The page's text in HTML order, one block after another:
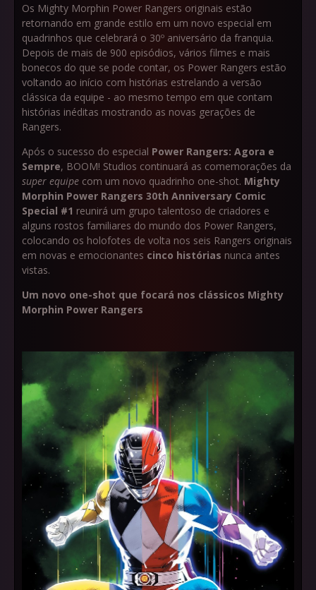
Os Mighty Morphin Power Rangers originais estão
retornando em grande estilo em um novo especial em
quadrinhos que celebrará o 30º aniversário da franquia.
Depois de mais de 900 episódios, vários filmes e mais
bonecos do que se pode contar, os Power Rangers estão
voltando ao início com histórias estrelando a versão
clássica da equipe - ao mesmo tempo em que contam
histórias inéditas mostrando as novas gerações de
Rangers.
Após o sucesso do especial Power Rangers: Agora e
Sempre, BOOM! Studios continuará as comemorações da
super equipe com um novo quadrinho one-shot. Mighty
Morphin Power Rangers 30th Anniversary Comic
Special #1 reunirá um grupo talentoso de criadores e
alguns rostos familiares do mundo dos Power Rangers,
colocando os holofotes de volta nos seis Rangers originais
em novas e emocionantes cinco histórias nunca antes
vistas.
Um novo one-shot que focará nos clássicos Mighty
Morphin Power Rangers